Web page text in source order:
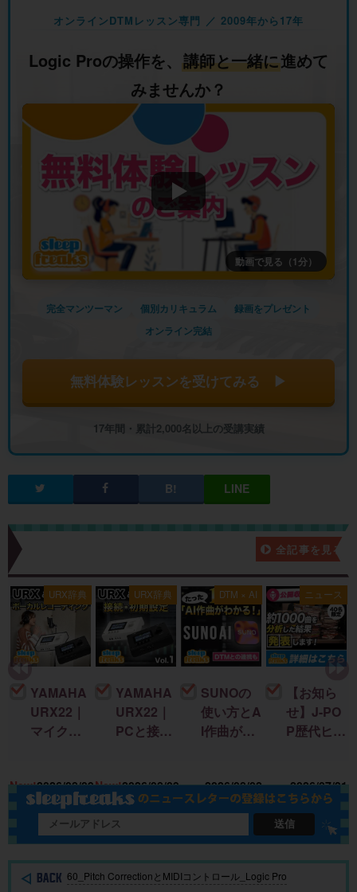
オンラインDTMレッスン専門 ／ 2009年から17年
Logic Proの操作を、 講師と一緒に進めて
みませんか？
動画で見る（1分）
完全マンツーマン 個別カリキュラム
録画をプレゼント
オンライン完結
無料体験レッスンを受けてみる ▶
17年間・累計2,000名以上の受講実績
新着記事一覧 全記事を見る
URX辞典
YAMAHA
URX22｜
マイクを
までを完
全解説！
New!2026/08/09
URX辞典
YAMAHA
URX22｜
PCと接続
の初期設
定を完全
解説！
New!2026/08/09
DTM × AI
SUNOの
使い方とA
I作曲がわ
に生成AI
を取り入
ガイド
2026/08/02
ニュース
【お知ら
せ】J-PO
P歴代ヒッ
析”する公
開収録イ
ベント開
催
2026/07/31
送信
60_Pitch CorrectionとMIDIコントロール_Logic Pro